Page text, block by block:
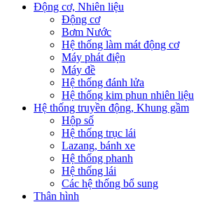
Động cơ, Nhiên liệu
Động cơ
Bơm Nước
Hệ thống làm mát động cơ
Máy phát điện
Máy đề
Hệ thống đánh lửa
Hệ thống kim phun nhiên liệu
Hệ thống truyền động, Khung gầm
Hộp số
Hệ thống trục lái
Lazang, bánh xe
Hệ thống phanh
Hệ thống lái
Các hệ thống bổ sung
Thân hình